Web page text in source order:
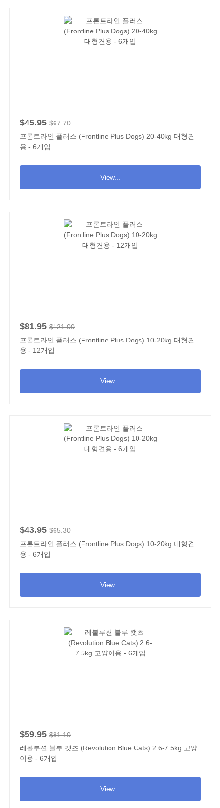
$45.95 $67.70
프론트라인 플러스 (Frontline Plus Dogs) 20-40kg 대형견
용 - 6개입
View...
$81.95 $121.00
프론트라인 플러스 (Frontline Plus Dogs) 10-20kg 대형견
용 - 12개입
View...
$43.95 $65.30
프론트라인 플러스 (Frontline Plus Dogs) 10-20kg 대형견
용 - 6개입
View...
$59.95 $81.10
레볼루션 블루 캣츠 (Revolution Blue Cats) 2.6-7.5kg 고양
이용 - 6개입
View...